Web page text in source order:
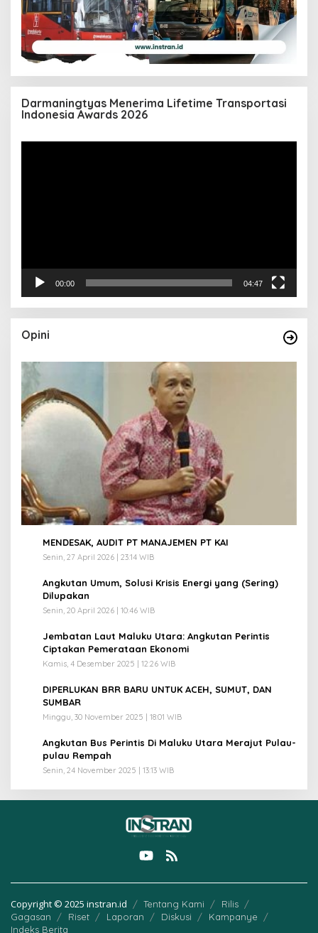
Darmaningtyas Menerima Lifetime Transportasi
Indonesia Awards 2026
00:00 04:47
Opini
MENDESAK, AUDIT PT MANAJEMEN PT KAI
Senin, 27 April 2026 | 23:14 WIB
Angkutan Umum, Solusi Krisis Energi yang (Sering)
Dilupakan
Senin, 20 April 2026 | 10:46 WIB
Jembatan Laut Maluku Utara: Angkutan Perintis
Ciptakan Pemerataan Ekonomi
Kamis, 4 Desember 2025 | 12:26 WIB
DIPERLUKAN BRR BARU UNTUK ACEH, SUMUT, DAN
SUMBAR
Minggu, 30 November 2025 | 18:01 WIB
Angkutan Bus Perintis Di Maluku Utara Merajut Pulau-
pulau Rempah
Senin, 24 November 2025 | 13:13 WIB
Copyright © 2025 instran.id Tentang Kami
Rilis
Gagasan
Riset Laporan Diskusi
Kampanye
Indeks Berita